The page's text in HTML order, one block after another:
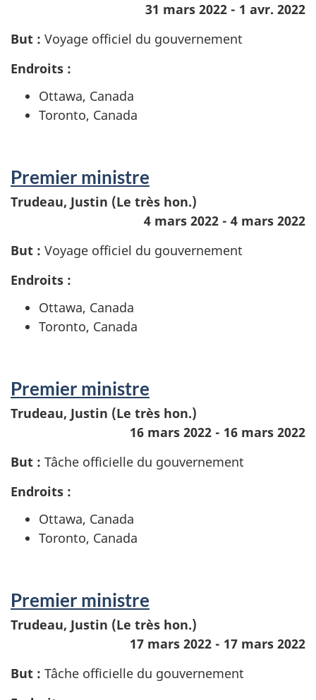
31 mars 2022 - 1 avr. 2022
But : Voyage officiel du gouvernement
Endroits :
Ottawa, Canada
Toronto, Canada
Premier ministre
Trudeau, Justin (Le très hon.)
4 mars 2022 - 4 mars 2022
But : Voyage officiel du gouvernement
Endroits :
Ottawa, Canada
Toronto, Canada
Premier ministre
Trudeau, Justin (Le très hon.)
16 mars 2022 - 16 mars 2022
But : Tâche officielle du gouvernement
Endroits :
Ottawa, Canada
Toronto, Canada
Premier ministre
Trudeau, Justin (Le très hon.)
17 mars 2022 - 17 mars 2022
But : Tâche officielle du gouvernement